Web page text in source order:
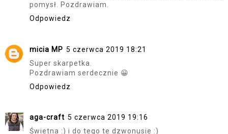
pomysł. Pozdrawiam.
Odpowiedz
micia MP 5 czerwca 2019 18:21
Super skarpetka.
Pozdrawiam serdecznie 😀
Odpowiedz
aga-craft 5 czerwca 2019 19:16
Świetna :) i do tego te dzwonusie :)